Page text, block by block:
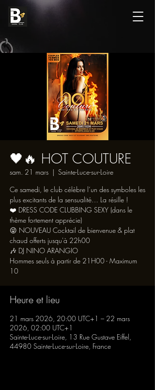
🖤🔥 HOT COUTURE
sam. 21 mars
  |
Sainte-Luce-sur-Loire
Ce samedi, le club célèbre l’un des symboles les
plus excitants de la sensualité… La résille !
❤️ DRESS CODE CLUBBING SEXY (dans le
thème fortement apprécie)
😜 NOUVEAU Cocktail de bienvenue & plat
chaud offerts jusqu'à 22h00
🎶 DJ NINO ARANGIO
Hommes seuls à partir de 21H00 - Maximum
10
Heure et lieu
21 mars 2026, 20:00 UTC+1 – 22 mars
2026, 02:00 UTC+1
Sainte-Luce-sur-Loire, 13 Rue Gustave Eiffel,
44980 Sainte-Luce-sur-Loire, France